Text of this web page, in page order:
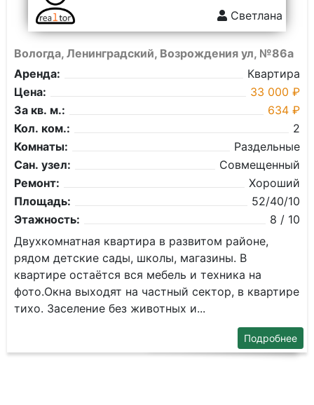
Светлана
Вологда, Ленинградский, Возрождения ул, №86а
Аренда:
Квартира
Цена:
33 000 ₽
За кв. м.:
634 ₽
Кол. ком.:
2
Комнаты:
Раздельные
Сан. узел:
Совмещенный
Ремонт:
Хороший
Площадь:
52/40/10
Этажность:
8 / 10
Двухкомнатная квартира в развитом районе,
рядом детские сады, школы, магазины. В
квартире остаётся вся мебель и техника на
фото.Окна выходят на частный сектор, в квартире
тихо. Заселение без животных и...
Подробнее